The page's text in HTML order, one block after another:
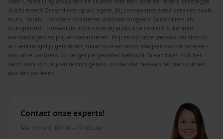
vlucht treedt Dreamlines op als agent. Bij cruises met extra services zoals
tours, hotels, transfers of externe vluchten fungeert Dreamlines als
touroperator. Hoewel de informatie bij publicatie correct is, kunnen
aanbiedingen en prijzen veranderen. Prijzen op onze website worden zo
actueel mogelijk gehouden, maar kunnen soms afwijken van de tarieven
van onze partners. In dergelijke gevallen behoudt Dreamlines zich het
recht voor om prijzen te corrigeren, zonder dat hieraan rechten kunnen
worden ontleend.
Contact onze experts!
Ma. t/m vrij. 09:00 – 17:45 uur